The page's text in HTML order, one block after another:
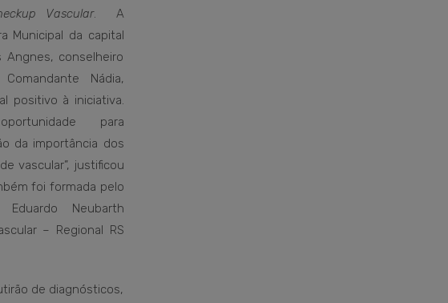
Vascular. A
Municipal da capital
Angnes, conselheiro
Nádia,
positivo à iniciativa.
para
da importância dos
vascular”, justificou
foi formada pelo
Neubarth
– Regional RS
de diagnósticos,